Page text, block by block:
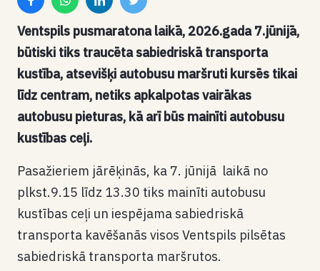
Ventspils pusmaratona laikā, 2026.gada 7.jūnijā,
būtiski tiks traucēta sabiedriskā transporta
kustība, atsevišķi autobusu maršruti kursēs tikai
līdz centram, netiks apkalpotas vairākas
autobusu pieturas, kā arī būs mainīti autobusu
kustības ceļi.
Pasažieriem jārēķinās, ka 7. jūnijā laikā no
plkst.9.15 līdz 13.30 tiks mainīti autobusu
kustības ceļi un iespējama sabiedriskā
transporta kavēšanās visos Ventspils pilsētas
sabiedriskā transporta maršrutos.